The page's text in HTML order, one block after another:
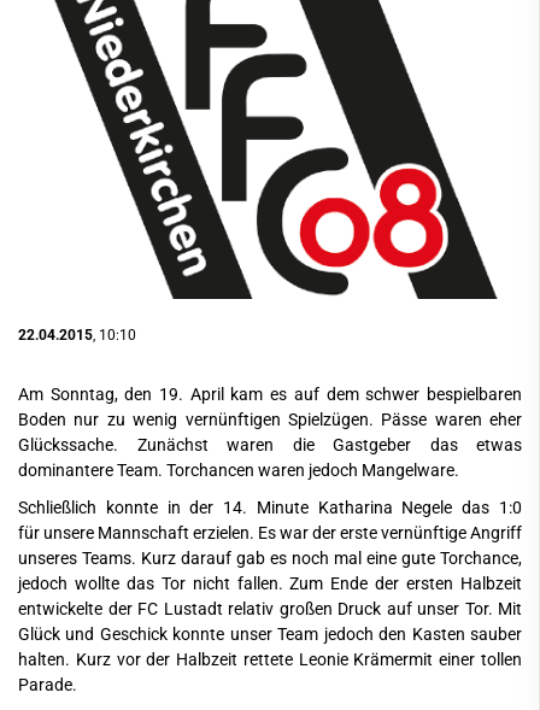
22.04.2015 , 10:10
Am Sonntag, den 19. April kam es auf dem schwer bespielbaren
Boden nur zu wenig vernünftigen Spielzügen. Pässe waren eher
Glückssache. Zunächst waren die Gastgeber das etwas
dominantere Team. Torchancen waren jedoch Mangelware.
Schließlich konnte in der 14. Minute Katharina Negele das 1:0
für unsere Mannschaft erzielen. Es war der erste vernünftige Angriff
unseres Teams. Kurz darauf gab es noch mal eine gute Torchance,
jedoch wollte das Tor nicht fallen. Zum Ende der ersten Halbzeit
entwickelte der FC Lustadt relativ großen Druck auf unser Tor. Mit
Glück und Geschick konnte unser Team jedoch den Kasten sauber
halten. Kurz vor der Halbzeit rettete Leonie Krämermit einer tollen
Parade.